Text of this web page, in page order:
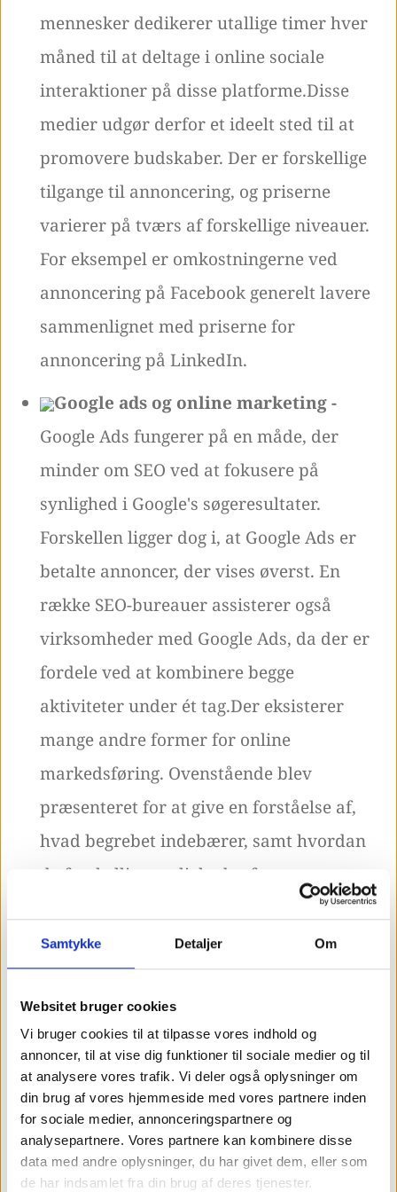
Samtykke Detaljer Om
Websitet bruger cookies
Vi bruger cookies til at tilpasse vores indhold og
annoncer, til at vise dig funktioner til sociale medier og til
at analysere vores trafik. Vi deler også oplysninger om
din brug af vores hjemmeside med vores partnere inden
for sociale medier, annonceringspartnere og
analysepartnere. Vores partnere kan kombinere disse
data med andre oplysninger, du har givet dem, eller som
de har indsamlet fra din brug af deres tjenester.
mennesker dedikerer utallige timer hver
måned til at deltage i online sociale
interaktioner på disse platforme.Disse
medier udgør derfor et ideelt sted til at
promovere budskaber. Der er forskellige
tilgange til annoncering, og priserne
varierer på tværs af forskellige niveauer.
For eksempel er omkostningerne ved
annoncering på Facebook generelt lavere
sammenlignet med priserne for
annoncering på LinkedIn.
Google ads og online marketing -
Google Ads fungerer på en måde, der
minder om SEO ved at fokusere på
synlighed i Google's søgeresultater.
Forskellen ligger dog i, at Google Ads er
betalte annoncer, der vises øverst. En
række SEO-bureauer assisterer også
virksomheder med Google Ads, da der er
fordele ved at kombinere begge
aktiviteter under ét tag.Der eksisterer
mange andre former for online
markedsføring. Ovenstående blev
præsenteret for at give en forståelse af,
hvad begrebet indebærer, samt hvordan
de forskellige muligheder fungerer.
SEO og online marketing -SEO, eller
søgemaskineoptimering, indebærer at
rangerer blandt de øverste resultater,
især på platforme som Google, når folk
søger efter produkter, som du tilbyder
online.Et effektivt eksempel på SEO's
betydning er, at korrekt implementeret
SEO kan sammenlignes med at have en af